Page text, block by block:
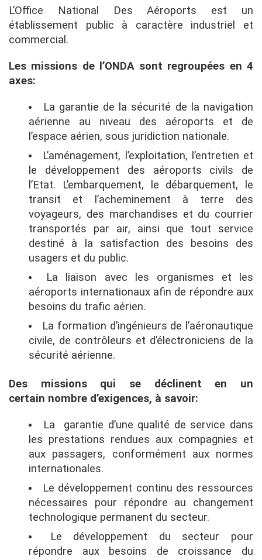
L’Office National Des Aéroports est un
établissement public à caractère industriel et
commercial.
Les missions de l’ONDA sont regroupées en 4
axes:
La garantie de la sécurité de la navigation
aérienne au niveau des aéroports et de
l’espace aérien, sous juridiction nationale.
L’aménagement, l’exploitation, l’entretien et
le développement des aéroports civils de
l’Etat. L’embarquement, le débarquement, le
transit et l’acheminement à terre des
voyageurs, des marchandises et du courrier
transportés par air, ainsi que tout service
destiné à la satisfaction des besoins des
usagers et du public.
La liaison avec les organismes et les
aéroports internationaux afin de répondre aux
besoins du trafic aérien.
La formation d’ingénieurs de l’aéronautique
civile, de contrôleurs et d’électroniciens de la
sécurité aérienne.
Des missions qui se déclinent en un
certain nombre d’exigences, à savoir:
La garantie d’une qualité de service dans
les prestations rendues aux compagnies et
aux passagers, conformément aux normes
internationales.
Le développement continu des ressources
nécessaires pour répondre au changement
technologique permanent du secteur.
Le développement du secteur pour
répondre aux besoins de croissance du